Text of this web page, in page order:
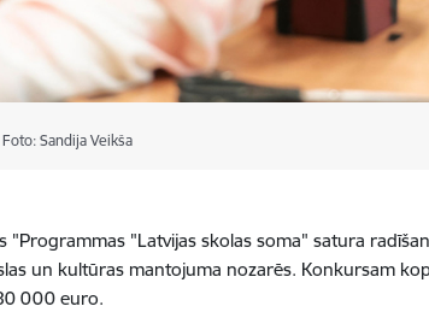
Sandija Veikša
"Latvijas skolas soma" satura
un kultūras mantojuma nozarēs. Konkursam
000 euro.